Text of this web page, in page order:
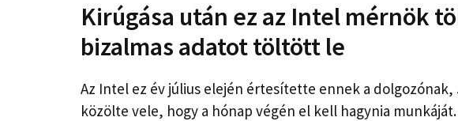
Kirúgása után ez az Intel mérnök
bizalmas adatot töltött le
Az Intel ez év július elején értesítette ennek a
közölte vele, hogy a hónap végén el kell hagynia